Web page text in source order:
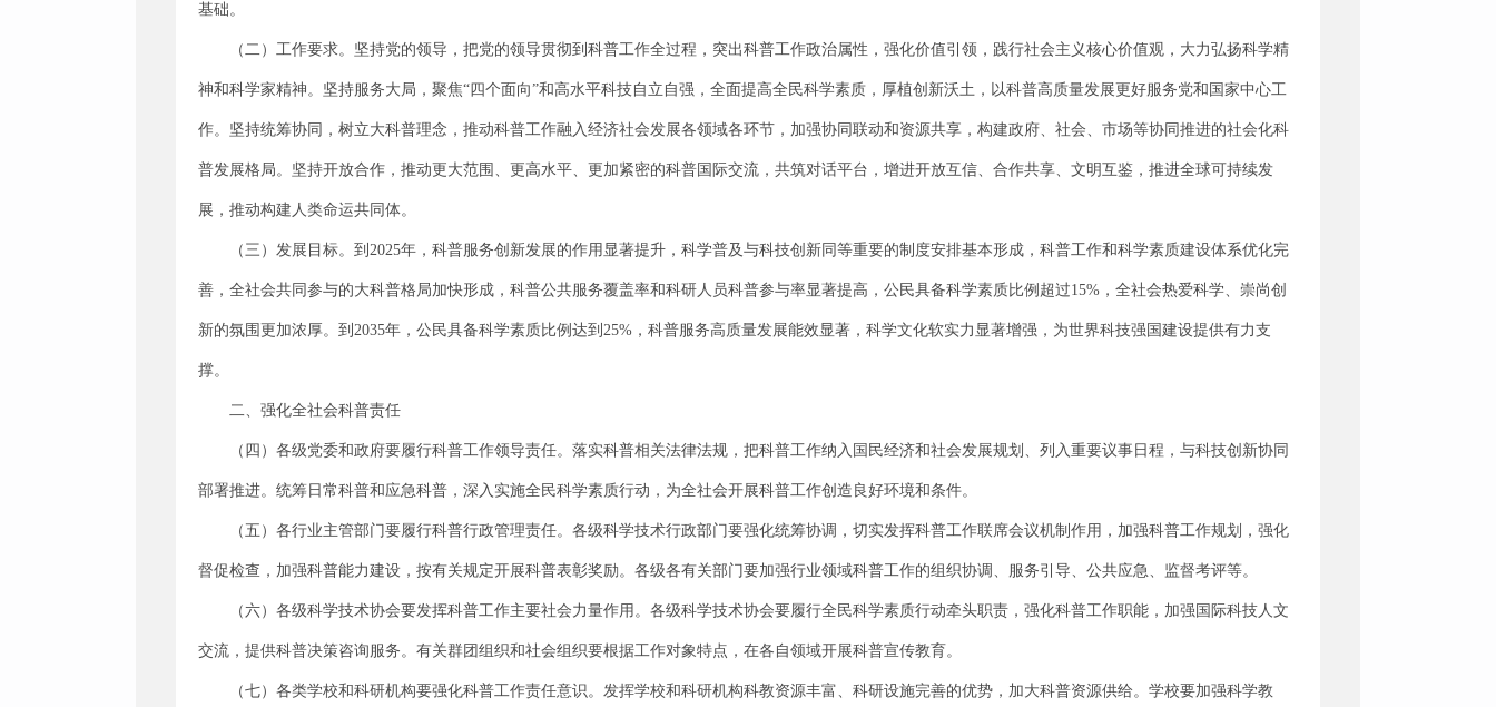
基础。
（二）工作要求。坚持党的领导，把党的领导贯彻到科普工作全过程，突出科普工作政治属性，强化价值引领，践行社会主义核心价值观，大力弘扬科学精
神和科学家精神。坚持服务大局，聚焦“四个面向”和高水平科技自立自强，全面提高全民科学素质，厚植创新沃土，以科普高质量发展更好服务党和国家中心工
作。坚持统筹协同，树立大科普理念，推动科普工作融入经济社会发展各领域各环节，加强协同联动和资源共享，构建政府、社会、市场等协同推进的社会化科
普发展格局。坚持开放合作，推动更大范围、更高水平、更加紧密的科普国际交流，共筑对话平台，增进开放互信、合作共享、文明互鉴，推进全球可持续发
展，推动构建人类命运共同体。
（三）发展目标。到2025年，科普服务创新发展的作用显著提升，科学普及与科技创新同等重要的制度安排基本形成，科普工作和科学素质建设体系优化完
善，全社会共同参与的大科普格局加快形成，科普公共服务覆盖率和科研人员科普参与率显著提高，公民具备科学素质比例超过15%，全社会热爱科学、崇尚创
新的氛围更加浓厚。到2035年，公民具备科学素质比例达到25%，科普服务高质量发展能效显著，科学文化软实力显著增强，为世界科技强国建设提供有力支
撑。
二、强化全社会科普责任
（四）各级党委和政府要履行科普工作领导责任。落实科普相关法律法规，把科普工作纳入国民经济和社会发展规划、列入重要议事日程，与科技创新协同
部署推进。统筹日常科普和应急科普，深入实施全民科学素质行动，为全社会开展科普工作创造良好环境和条件。
（五）各行业主管部门要履行科普行政管理责任。各级科学技术行政部门要强化统筹协调，切实发挥科普工作联席会议机制作用，加强科普工作规划，强化
督促检查，加强科普能力建设，按有关规定开展科普表彰奖励。各级各有关部门要加强行业领域科普工作的组织协调、服务引导、公共应急、监督考评等。
（六）各级科学技术协会要发挥科普工作主要社会力量作用。各级科学技术协会要履行全民科学素质行动牵头职责，强化科普工作职能，加强国际科技人文
交流，提供科普决策咨询服务。有关群团组织和社会组织要根据工作对象特点，在各自领域开展科普宣传教育。
（七）各类学校和科研机构要强化科普工作责任意识。发挥学校和科研机构科教资源丰富、科研设施完善的优势，加大科普资源供给。学校要加强科学教